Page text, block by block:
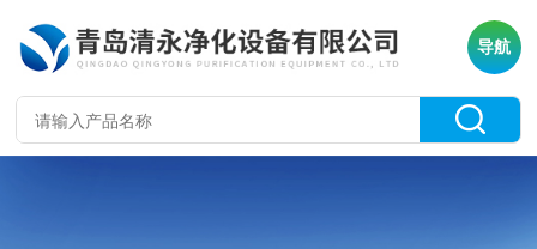
导航